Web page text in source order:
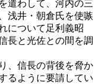
遣わして、河内の三
浅井・朝倉氏を使嗾
について足利義昭
長と光佐との間を調
、信長の背後を脅か
るように要請してい